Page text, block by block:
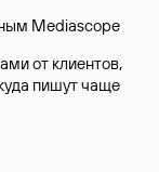
Mediascope
от клиентов,
пишут чаще